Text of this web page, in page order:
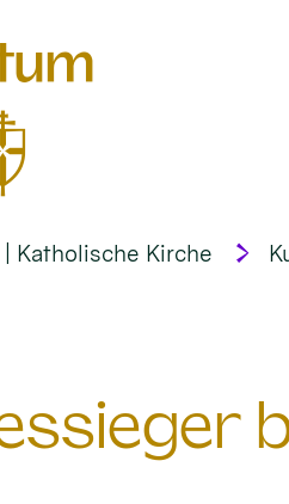
Katholische Kirche